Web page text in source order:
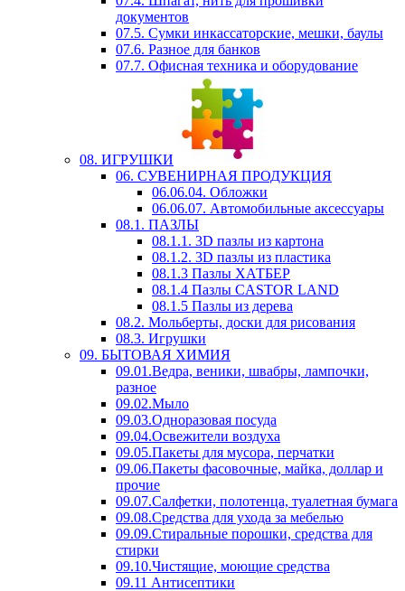
документов
07.5. Сумки инкассаторские, мешки, баулы
07.6. Разное для банков
07.7. Офисная техника и оборудование
08. ИГРУШКИ
06. СУВЕНИРНАЯ ПРОДУКЦИЯ
06.06.04. Обложки
06.06.07. Автомобильные аксессуары
08.1. ПАЗЛЫ
08.1.1. 3D пазлы из картона
08.1.2. 3D пазлы из пластика
08.1.3 Пазлы ХАТБЕР
08.1.4 Пазлы CASTOR LAND
08.1.5 Пазлы из дерева
08.2. Мольберты, доски для рисования
08.3. Игрушки
09. БЫТОВАЯ ХИМИЯ
09.01.Ведра, веники, швабры, лампочки,
разное
09.02.Мыло
09.03.Одноразовая посуда
09.04.Освежители воздуха
09.05.Пакеты для мусора, перчатки
09.06.Пакеты фасовочные, майка, доллар и
прочие
09.07.Салфетки, полотенца, туалетная бумага
09.08.Средства для ухода за мебелью
09.09.Стиральные порошки, средства для
стирки
09.10.Чистящие, моющие средства
09.11 Антисептики